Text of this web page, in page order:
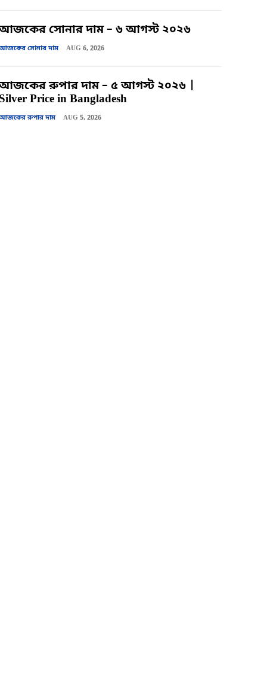
সোনার দাম – ৬ আগস্ট ২০২৬
সোনার দাম AUG 6, 2026
রুপার দাম – ৫ আগস্ট ২০২৬ |
Price in Bangladesh
রুপার দাম AUG 5, 2026